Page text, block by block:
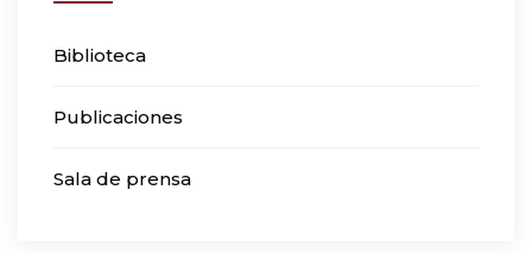
Biblioteca
Publicaciones
Sala de prensa